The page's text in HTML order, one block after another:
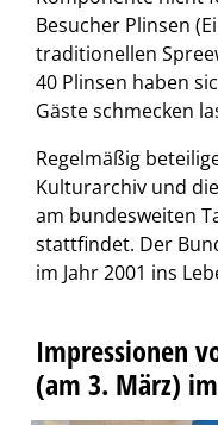
Besucher Plinsen
traditionellen
40 Plinsen haben
Gäste schmecken
Regelmäßig
Kulturarchiv und
am bundesweiten
stattfindet. Der
im Jahr 2001 ins
Impressionen
(am 3. März)